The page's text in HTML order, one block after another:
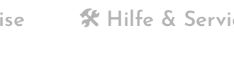
🛠️ Hilfe &